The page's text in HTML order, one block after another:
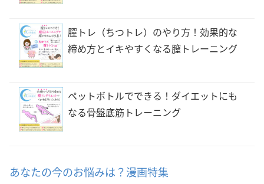
膣トレ（ちつトレ）のやり方！効果的な
締め方とイキやすくなる膣トレーニング
ペットボトルでできる！ダイエットにも
なる骨盤底筋トレーニング
あなたの今のお悩みは？漫画特集